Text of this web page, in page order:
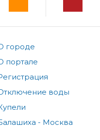
городе
портале
воды
- Москва